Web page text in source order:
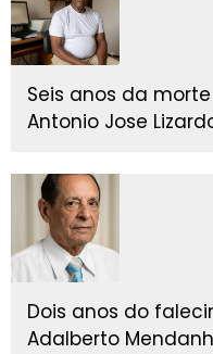
Seis anos da
Antonio Jose
Dois anos do
Adalberto